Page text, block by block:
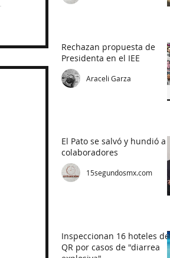
Rechazan propuesta de
Presidenta en el IEE
Araceli Garza
El Pato se salvó y hundió a
colaboradores
15segundosmx.com
Inspeccionan 16 hoteles de
QR por casos de "diarrea